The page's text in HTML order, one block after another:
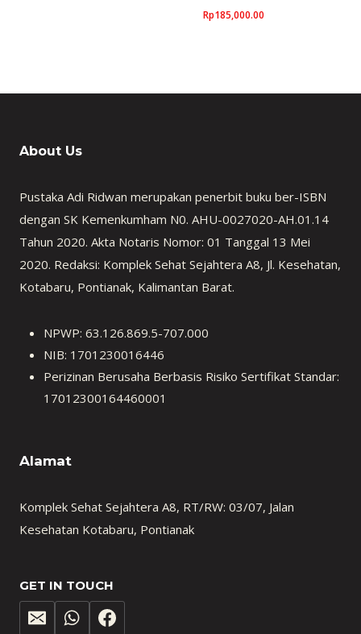
Rp185,000.00
About Us
Pustaka Adi Ridwan merupakan penerbit buku ber-ISBN
dengan SK Kemenkumham N0. AHU-0027020-AH.01.14
Tahun 2020. Akta Notaris Nomor: 01 Tanggal 13 Mei
2020. Redaksi: Komplek Sehat Sejahtera A8, Jl. Kesehatan,
Kotabaru, Pontianak, Kalimantan Barat.
NPWP: 63.126.869.5-707.000
NIB: 1701230016446
Perizinan Berusaha Berbasis Risiko Sertifikat Standar:
17012300164460001
Alamat
Komplek Sehat Sejahtera A8, RT/RW: 03/07, Jalan
Kesehatan Kotabaru, Pontianak
GET IN TOUCH